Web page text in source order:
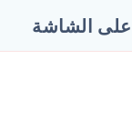
على الشاشة